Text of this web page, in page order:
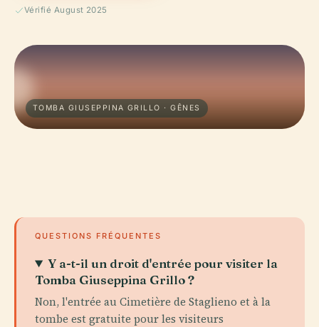
Vérifié August 2025
TOMBA GIUSEPPINA GRILLO · GÊNES
QUESTIONS FRÉQUENTES
Y a-t-il un droit d'entrée pour visiter la
Tomba Giuseppina Grillo ?
Non, l'entrée au Cimetière de Staglieno et à la
tombe est gratuite pour les visiteurs